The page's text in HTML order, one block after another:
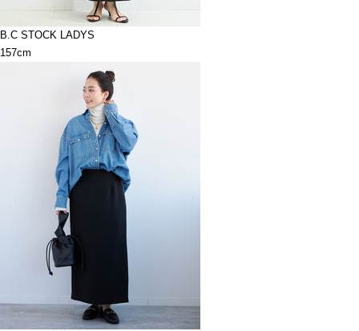
B.C STOCK LADYS
157cm